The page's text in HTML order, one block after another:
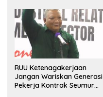
Pesangon
RUU Ketenagakerjaan
Jangan Wariskan Generasi
Pekerja Kontrak Seumur